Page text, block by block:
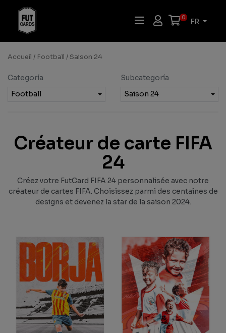
0 FR
Accueil / Football / Saison 24
Categoría
Football
Subcategoría
Saison 24
Créateur de carte FIFA
24
Créez votre FutCard FIFA 24 personnalisée avec notre
créateur de cartes FIFA. Choisissez parmi des centaines de
designs et devenez la star de la saison 2024.